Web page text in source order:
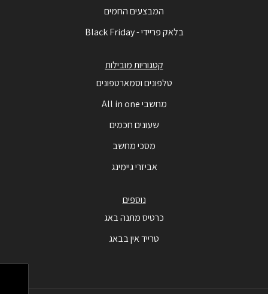
המבצעים החמים
בלאק פריידי - Black Friday
קטגוריות מובילות
טלפונים וסמארטפונים
מחשבי All in one
שעונים חכמים
מסכי מחשב
אביזרי גיימינג
נוספים
כרטיס מתנה באג
טרייד אין בבאג